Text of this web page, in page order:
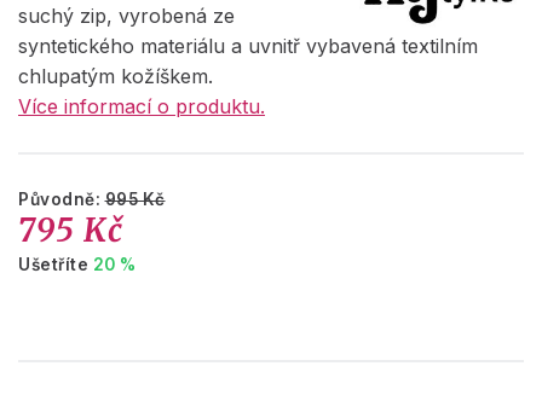
suchý zip, vyrobená ze
syntetického materiálu a uvnitř vybavená textilním
chlupatým kožíškem.
Více informací o produktu.
Původně:995 Kč
795 Kč
Ušetříte 20 %